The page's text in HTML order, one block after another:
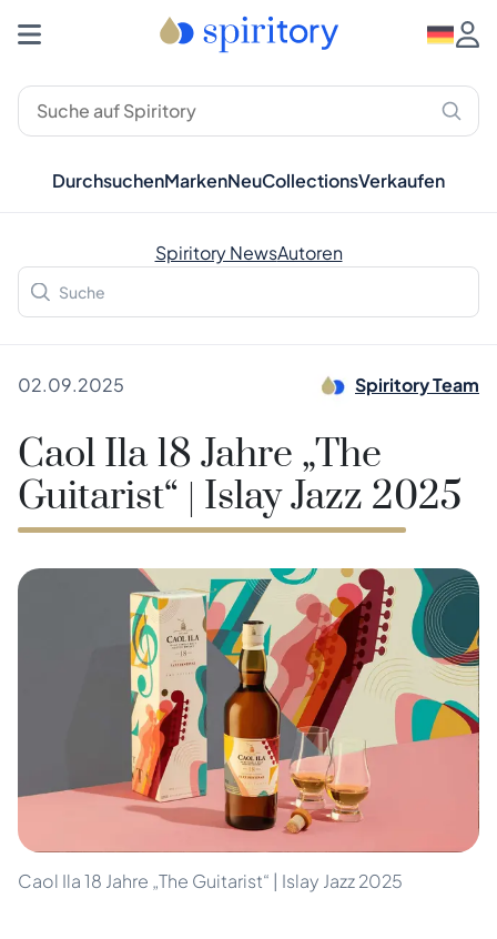
DurchsuchenMarkenNeuCollectionsVerkaufen
Spiritory NewsAutoren
02.09.2025 Spiritory Team
Caol Ila 18 Jahre „The
Guitarist“ | Islay Jazz 2025
Caol Ila 18 Jahre „The Guitarist“ | Islay Jazz 2025